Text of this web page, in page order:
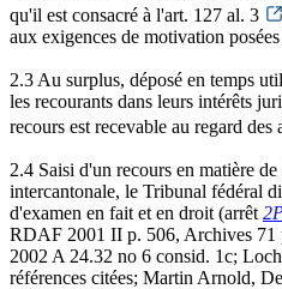
qu'il est consacré à l'art. 127 al. 3
aux exigences de motivation
2.3 Au surplus, déposé en temps
les recourants dans leurs intérêts
recours est recevable au regard des
2.4 Saisi d'un recours en matière
intercantonale, le Tribunal fédéral
d'examen en fait et en droit (arrêt
RDAF 2001 II p. 506, Archives 71
2002 A 24.32 no 6 consid. 1c;
références citées; Martin Arnold,